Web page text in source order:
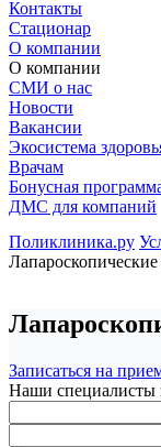
Контакты
Стационар
О компании
О компании
СМИ о нас
Новости
Вакансии
Экосистема
Врачам
Бонусная
ДМС для компаний
Поликлиника.ру
Записаться на
Наши специалисты